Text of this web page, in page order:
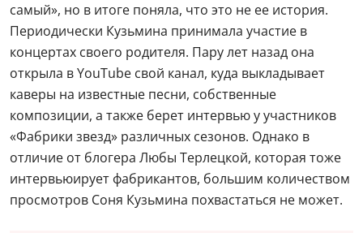
самый», но в итоге поняла, что это не ее история.
Периодически Кузьмина принимала участие в
концертах своего родителя. Пару лет назад она
открыла в YouTube свой канал, куда выкладывает
каверы на известные песни, собственные
композиции, а также берет интервью у участников
«Фабрики звезд» различных сезонов. Однако в
отличие от блогера Любы Терлецкой, которая тоже
интервьюирует фабрикантов, большим количеством
просмотров Соня Кузьмина похвастаться не может.